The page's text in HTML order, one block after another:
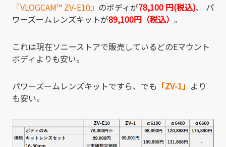
『VLOGCAM™ ZV-E10』 のボディが78,100 円(税込)、 パ
ワーズームレンズキットが89,100円（税込） 。
これは現在ソニーストアで販売しているどのEマウント
ボディよりも安い。
パワーズームレンズキットですら、でも 「ZV-1」 より
も安い。